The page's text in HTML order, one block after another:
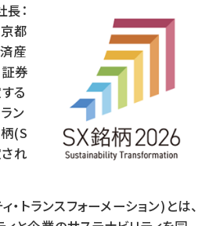
：
都
産
券
る
ン
(S
れ
トランスフォーメーション)とは、